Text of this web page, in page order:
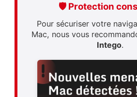
🛡️ Protection
Pour sécuriser votre
Mac, nous vous
Intego.